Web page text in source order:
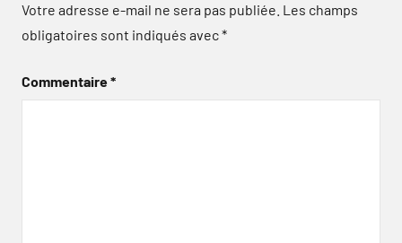
Votre adresse e-mail ne sera pas publiée. Les champs
obligatoires sont indiqués avec*
Commentaire*